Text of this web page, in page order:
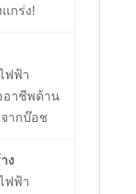
กร่ง!
ฟฟ้า
อาชีพด้าน
ากบ๊อช
ง
ฟฟ้า